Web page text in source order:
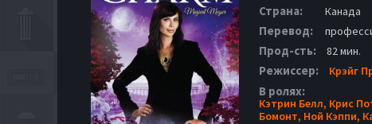
Страна: Канада
Перевод:
Прод-сть: 82 мин.
Режиссер: Крэйг
В ролях:
Кэтрин Белл, Крис
Бомонт, Ной Кэппи,